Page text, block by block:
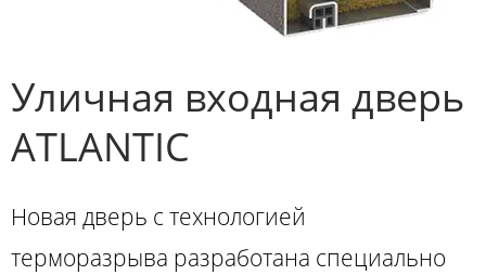
Уличная входная дверь
ATLANTIC
Новая дверь с технологией
терморазрыва разработана специально